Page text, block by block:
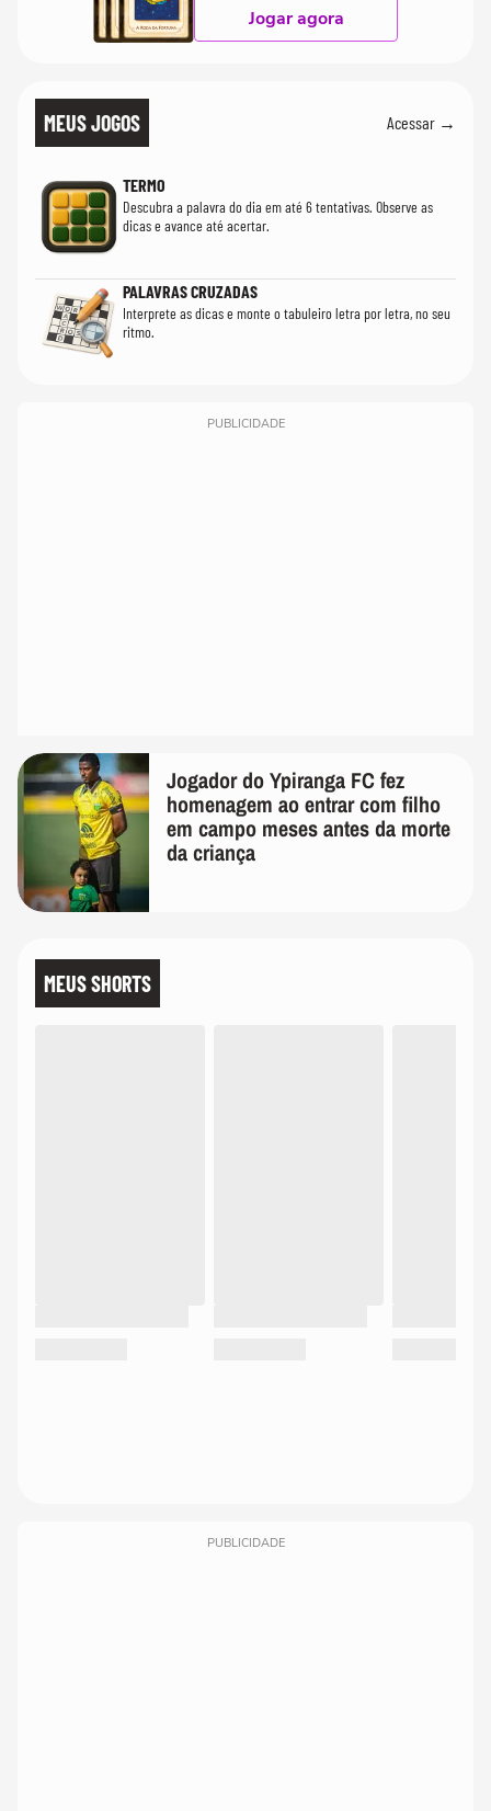
Jogar agora
MEUS JOGOS Acessar →
TERMO
Descubra a palavra do dia em até 6 tentativas. Observe as
dicas e avance até acertar.
PALAVRAS CRUZADAS
Interprete as dicas e monte o tabuleiro letra por letra, no seu
ritmo.
PUBLICIDADE
Jogador do Ypiranga FC fez
homenagem ao entrar com filho
em campo meses antes da morte
da criança
MEUS SHORTS
PUBLICIDADE